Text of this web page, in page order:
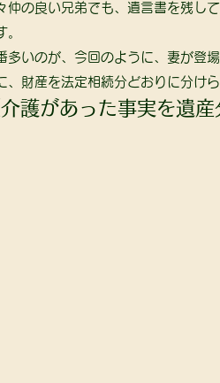
仲の良い兄弟でも、遺言書を残し
。
多いのが、今回のように、妻が登
、財産を法定相続分どおりに分け
介護があった事実を遺